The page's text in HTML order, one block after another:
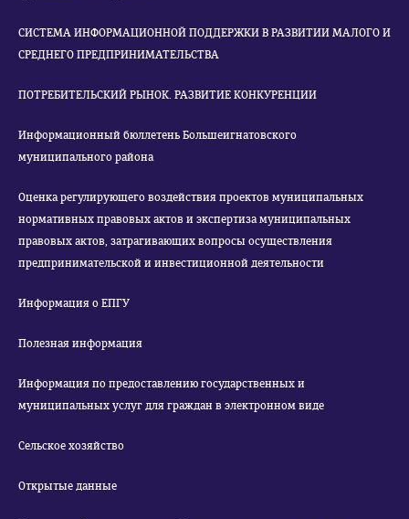
СИСТЕМА ИНФОРМАЦИОННОЙ ПОДДЕРЖКИ В РАЗВИТИИ МАЛОГО И
СРЕДНЕГО ПРЕДПРИНИМАТЕЛЬСТВА
ПОТРЕБИТЕЛЬСКИЙ РЫНОК. РАЗВИТИЕ КОНКУРЕНЦИИ
Информационный бюллетень Большеигнатовского
муниципального района
Оценка регулирующего воздействия проектов муниципальных
нормативных правовых актов и экспертиза муниципальных
правовых актов, затрагивающих вопросы осуществления
предпринимательской и инвестиционной деятельности
Информация о ЕПГУ
Полезная информация
Информация по предоставлению государственных и
муниципальных услуг для граждан в электронном виде
Сельское хозяйство
Открытые данные